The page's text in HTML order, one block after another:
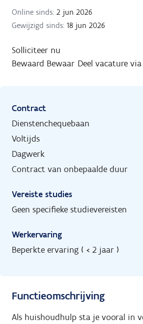
Online sinds: 2 jun 2026
Gewijzigd sinds: 18 jun 2026
Solliciteer nu
Bewaard Bewaar Deel vacature
Contract
Dienstenchequebaan
Voltijds
Dagwerk
Contract van onbepaalde duur
Vereiste studies
Geen specifieke studievereisten
Werkervaring
Beperkte ervaring ( < 2 jaar )
Functieomschrijving
Als huishoudhulp sta je vooral in